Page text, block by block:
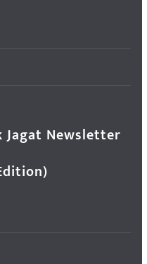
Jagat Newsletter